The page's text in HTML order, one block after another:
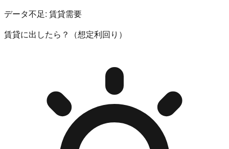
データ不足: 賃貸需要
賃貸に出したら？（想定利回り）